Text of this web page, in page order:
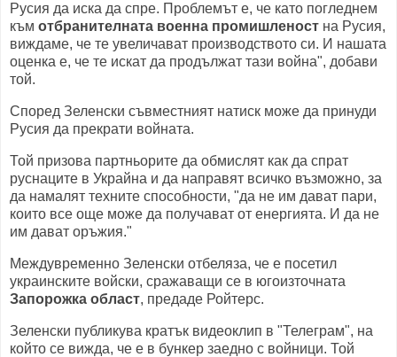
Русия да иска да спре. Проблемът е, че като погледнем
към отбранителната военна промишленост на Русия,
виждаме, че те увеличават производството си. И нашата
оценка е, че те искат да продължат тази война", добави
той.
Според Зеленски съвместният натиск може да принуди
Русия да прекрати войната.
Той призова партньорите да обмислят как да спрат
руснаците в Украйна и да направят всичко възможно, за
да намалят техните способности, "да не им дават пари,
които все още може да получават от енергията. И да не
им дават оръжия."
Междувременно Зеленски отбеляза, че е посетил
украинските войски, сражаващи се в югоизточната
Запорожка област, предаде Ройтерс.
Зеленски публикува кратък видеоклип в "Телеграм", на
който се вижда, че е в бункер заедно с войници. Той